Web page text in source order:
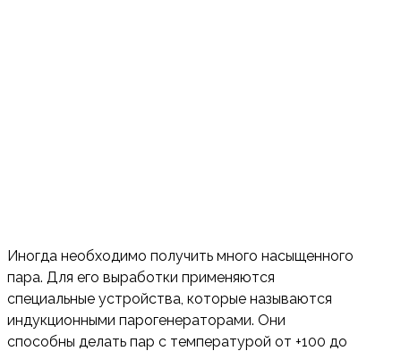
Иногда необходимо получить много насыщенного
пара. Для его выработки применяются
специальные устройства, которые называются
индукционными парогенераторами. Они
способны делать пар с температурой от +100 до